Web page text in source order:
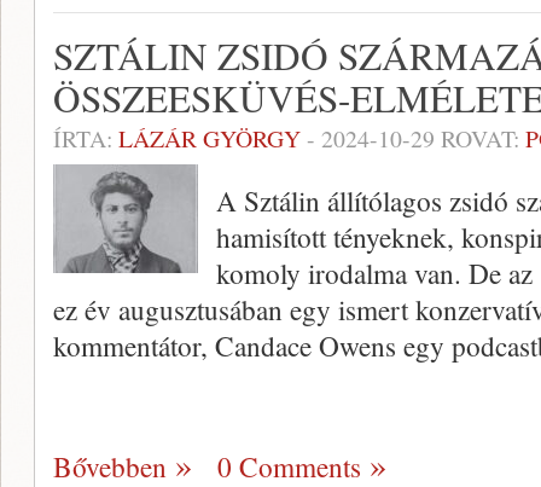
SZTÁLIN ZSIDÓ
ÖSSZEESKÜVÉS-
ÍRTA: LÁZÁR GYÖRGY- 2024-10-29 ROVAT:
A Sztálin állítólagos zsidó
hamisított tényeknek,
komoly irodalma van. De
ez év augusztusában egy ismert
kommentátor, Candace Owens egy
Bővebben 0 Comments